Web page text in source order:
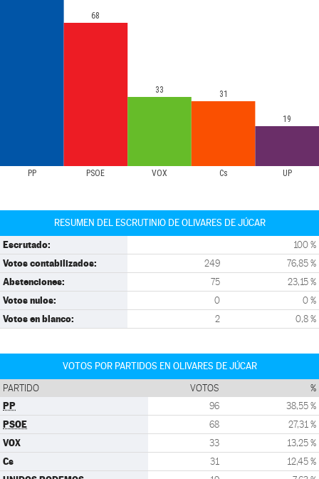
PP PSOE VOX Cs UP
68
33 31
19
RESUMEN DEL ESCRUTINIO DE OLIVARES DE JÚCAR
Escrutado: 100 %
Votos contabilizados: 249 76,85 %
Abstenciones: 75 23,15 %
Votos nulos: 0 0 %
Votos en blanco: 2 0,8 %
VOTOS POR PARTIDOS EN OLIVARES DE JÚCAR
PARTIDO VOTOS %
PP 96 38,55 %
PSOE 68 27,31 %
VOX 33 13,25 %
Cs 31 12,45 %